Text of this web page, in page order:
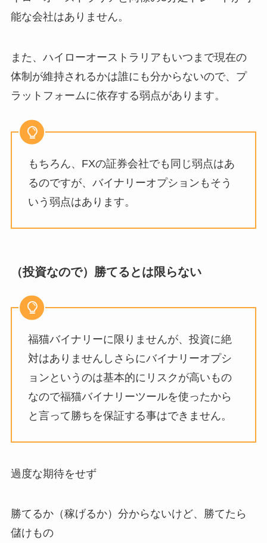
能な会社はありません。
また、ハイローオーストラリアもいつまで現在の
体制が維持されるかは誰にも分からないので、プ
ラットフォームに依存する弱点があります。
もちろん、FXの証券会社でも同じ弱点はあ
るのですが、バイナリーオプションもそう
いう弱点はあります。
（投資なので）勝てるとは限らない
福猫バイナリーに限りませんが、投資に絶
対はありませんしさらにバイナリーオプシ
ョンというのは基本的にリスクが高いもの
なので福猫バイナリーツールを使ったから
と言って勝ちを保証する事はできません。
過度な期待をせず
勝てるか（稼げるか）分からないけど、勝てたら
儲けもの